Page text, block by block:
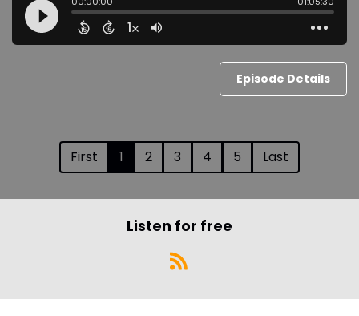
Episode Details
First 1 2 3 4 5 Last
Listen for free